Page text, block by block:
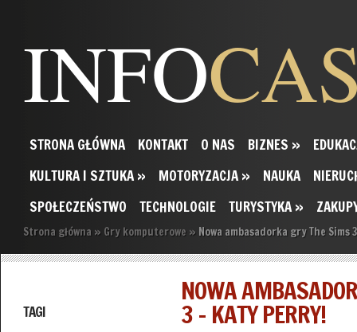
INFO
STRONA GŁÓWNA KONTAKT O NAS BIZNES »
KULTURA I SZTUKA » MOTORYZACJA » NAUKA
SPOŁECZEŃSTWO
TECHNOLOGIE TURYSTYKA »
Strona główna » Gry komputerowe » Nowa ambasadorka gry The Sims
TAGI
NOWA
3 – KATY PERRY!